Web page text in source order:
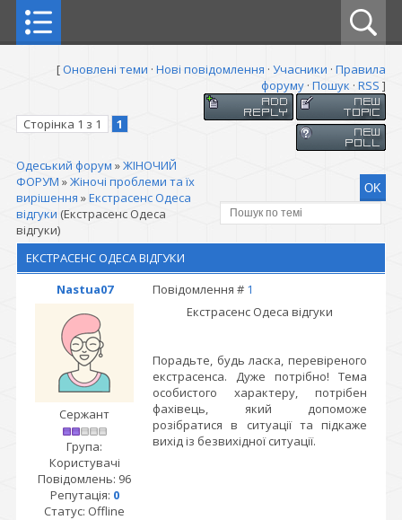
[Оновлені теми · Нові повідомлення · Учасники · Правила
форуму · Пошук · RSS ]
Сторінка 1 з 1 1
Одеський форум »ЖІНОЧИЙ
ФОРУМ »Жіночі проблеми та їх
вирішення »Екстрасенс Одеса
відгуки (Екстрасенс Одеса
відгуки)
ЕКСТРАСЕНС ОДЕСА ВІДГУКИ
Nastua07
Повідомлення # 1
Сержант
Група:
Користувачі
Повідомлень: 96
Репутація: 0
Статус: Offline
Екстрасенс Одеса відгуки
Порадьте, будь ласка, перевіреного
екстрасенса. Дуже потрібно! Тема
особистого характеру, потрібен
фахівець, який допоможе
розібратися в ситуації та підкаже
вихід із безвихідної ситуації.